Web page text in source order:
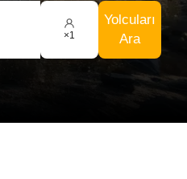
×1
Yolcuları
Ara